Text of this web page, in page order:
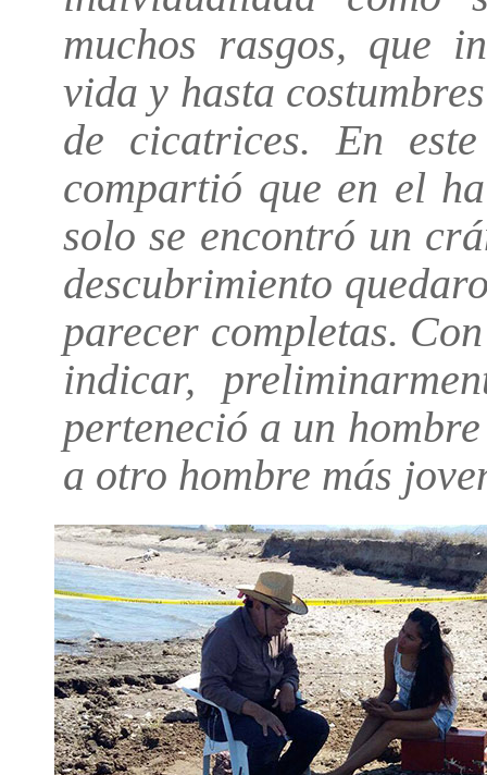
muchos rasgos, que
vida y hasta
de cicatrices. En
compartió que en el
solo se encontró un
descubrimiento
parecer completas.
indicar,
perteneció a un
a otro hombre más